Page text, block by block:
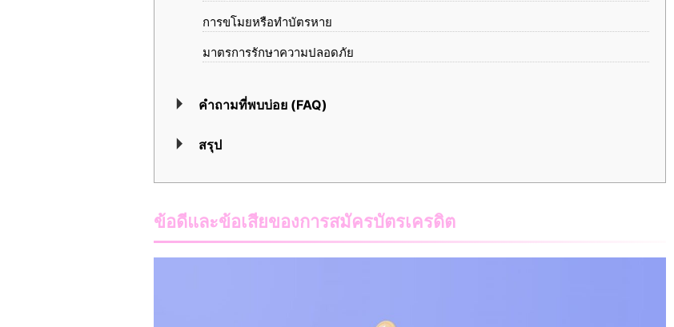
การขโมยหรือทำบัตรหาย
มาตรการรักษาความปลอดภัย
คำถามที่พบบ่อย (FAQ)
สรุป
ข้อดีและข้อเสียของการสมัครบัตรเครดิต